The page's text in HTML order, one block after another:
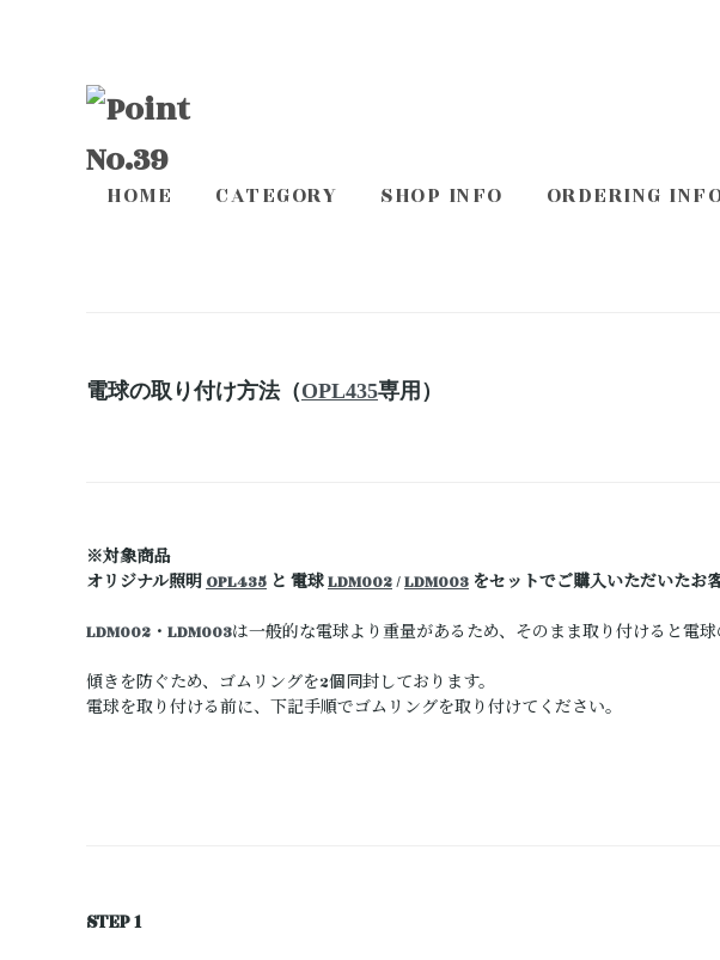
HOME CATEGORY SHOP INFO ORDERING
電球の取り付け方法（OPL435専用）
※対象商品
オリジナル照明OPL435 と 電球LDM002/LDM003 をセットでご購入いただいたお
LDM002 ・ LDM003は一般的な電球より重量があるため、そのまま取り付けると電
傾きを防ぐため、ゴムリングを2個同封しております。
電球を取り付ける前に、下記手順でゴムリングを取り付けてください。
STEP 1